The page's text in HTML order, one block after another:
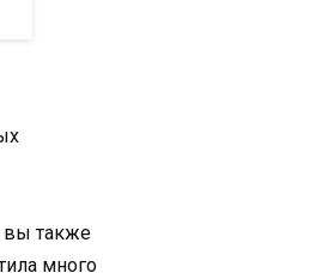
вы также
много